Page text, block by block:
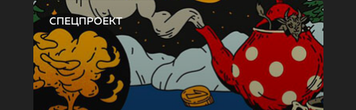
СПЕЦПРОЕКТ